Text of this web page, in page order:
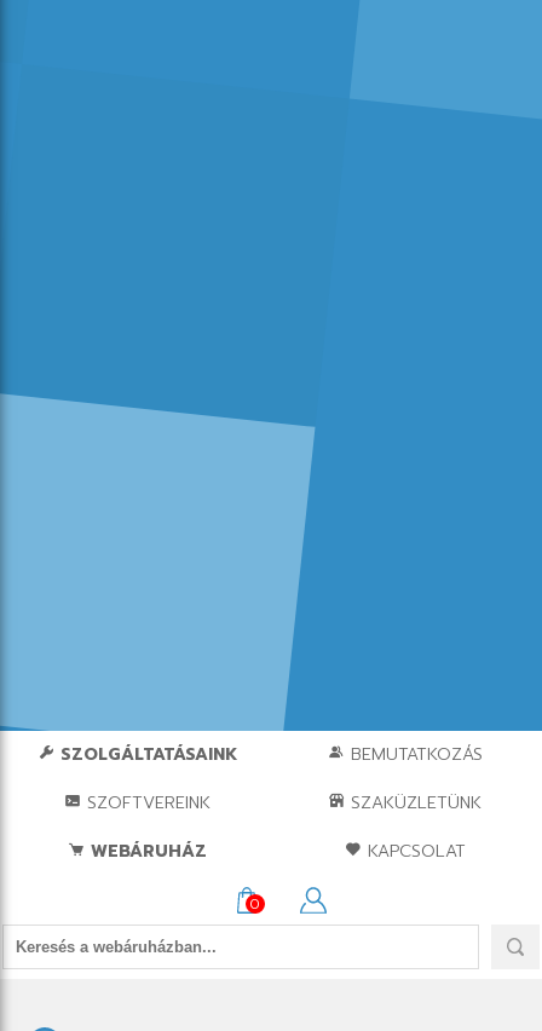
SZOLGÁLTATÁSAINK
BEMUTATKOZÁS
SZOFTVEREINK
SZAKÜZLETÜNK
WEBÁRUHÁZ
KAPCSOLAT
0